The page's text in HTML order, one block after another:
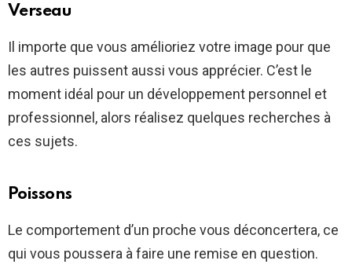
Verseau
Il importe que vous amélioriez votre image pour que
les autres puissent aussi vous apprécier. C’est le
moment idéal pour un développement personnel et
professionnel, alors réalisez quelques recherches à
ces sujets.
Poissons
Le comportement d’un proche vous déconcertera, ce
qui vous poussera à faire une remise en question.